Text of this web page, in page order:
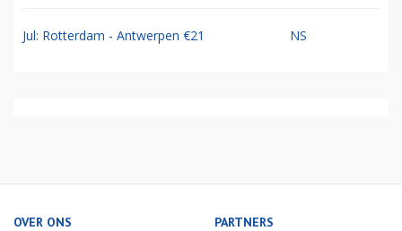
Jul: Rotterdam - Antwerpen €21 NS
OVER ONS PARTNERS